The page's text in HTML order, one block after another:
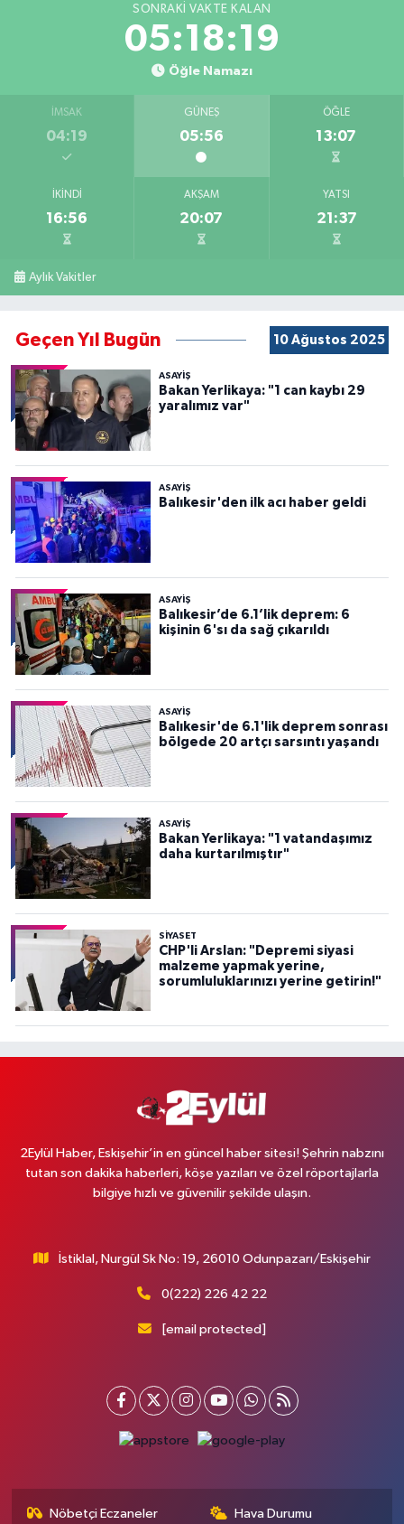
SONRAKI VAKTE KALAN
05:18:19
Öğle Namazı
İMSAK
04:19
GÜNEŞ
05:56
ÖĞLE
13:07
İKINDI
16:56
AKŞAM
20:07
YATSI
21:37
Aylık Vakitler
Geçen Yıl Bugün 10 Ağustos 2025
ASAYİŞ
Bakan Yerlikaya: "1 can kaybı 29
yaralımız var"
ASAYİŞ
Balıkesir'den ilk acı haber geldi
ASAYİŞ
Balıkesir’de 6.1’lik deprem: 6
kişinin 6'sı da sağ çıkarıldı
ASAYİŞ
Balıkesir'de 6.1'lik deprem sonrası
bölgede 20 artçı sarsıntı yaşandı
ASAYİŞ
Bakan Yerlikaya: "1 vatandaşımız
daha kurtarılmıştır"
SİYASET
CHP'li Arslan: "Depremi siyasi
malzeme yapmak yerine,
sorumluluklarınızı yerine getirin!"
2Eylül Haber, Eskişehir’in en güncel haber sitesi! Şehrin nabzını
tutan son dakika haberleri, köşe yazıları ve özel röportajlarla
bilgiye hızlı ve güvenilir şekilde ulaşın.
İstiklal, Nurgül Sk No: 19, 26010 Odunpazarı/Eskişehir
0(222) 226 42 22
[email protected]
Nöbetçi Eczaneler Hava Durumu